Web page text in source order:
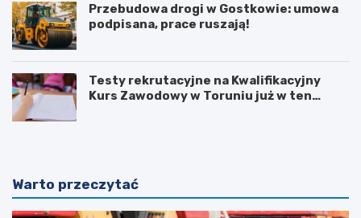
Przebudowa drogi w Gostkowie: umowa
podpisana, prace ruszają!
Testy rekrutacyjne na Kwalifikacyjny
Kurs Zawodowy w Toruniu już w ten
Warto przeczytać